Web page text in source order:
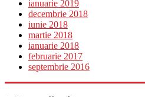
ianuarie 2019
decembrie 2018
iunie 2018
martie 2018
ianuarie 2018
februarie 2017
septembrie 2016